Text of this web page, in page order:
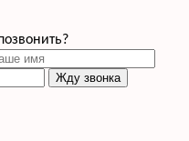
Жду звонка